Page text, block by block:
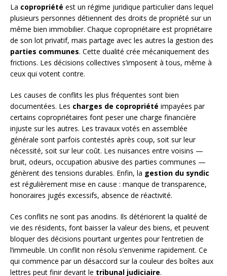
La copropriété est un régime juridique particulier dans lequel
plusieurs personnes détiennent des droits de propriété sur un
même bien immobilier. Chaque copropriétaire est propriétaire
de son lot privatif, mais partage avec les autres la gestion des
parties communes. Cette dualité crée mécaniquement des
frictions. Les décisions collectives s’imposent à tous, même à
ceux qui votent contre.
Les causes de conflits les plus fréquentes sont bien
documentées. Les charges de copropriété impayées par
certains copropriétaires font peser une charge financière
injuste sur les autres. Les travaux votés en assemblée
générale sont parfois contestés après coup, soit sur leur
nécessité, soit sur leur coût. Les nuisances entre voisins —
bruit, odeurs, occupation abusive des parties communes —
génèrent des tensions durables. Enfin, la gestion du syndic
est régulièrement mise en cause : manque de transparence,
honoraires jugés excessifs, absence de réactivité.
Ces conflits ne sont pas anodins. Ils détériorent la qualité de
vie des résidents, font baisser la valeur des biens, et peuvent
bloquer des décisions pourtant urgentes pour l’entretien de
l’immeuble. Un conflit non résolu s’envenime rapidement. Ce
qui commence par un désaccord sur la couleur des boîtes aux
lettres peut finir devant le tribunal judiciaire.